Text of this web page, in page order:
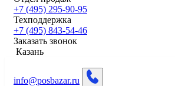
+7 (495) 295-90-95
Техподдержка
+7 (495) 843-54-46
Заказать звонок
Казань
info@posbazar.ru